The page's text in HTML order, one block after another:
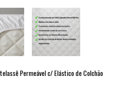
Permeável c/ Elástico de Colchão